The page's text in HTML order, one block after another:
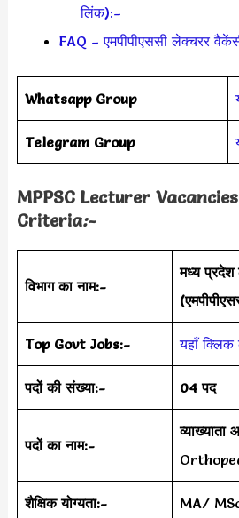
लिंक):–
FAQ – एमपीपीएससी लेक्चरर
Whatsapp Group
Telegram Group
MPPSC Lecturer
Criteria:-
विभाग का नाम:-
मध्य
Top Govt Jobs:- यहाँ क्लिक
पदों की संख्या:- 04 पद
पदों का नाम:-
व्याख्याता
शैक्षिक योग्यता:- MA/